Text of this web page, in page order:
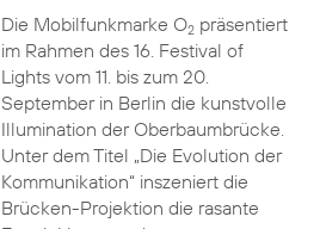
Die Mobilfunkmarke O2präsentiert
im Rahmen des 16. Festival of
Lights vom 11. bis zum 20.
September in Berlin die kunstvolle
Illumination der Oberbaumbrücke.
Unter dem Titel „Die Evolution der
Kommunikation“ inszeniert die
Brücken-Projektion die rasante